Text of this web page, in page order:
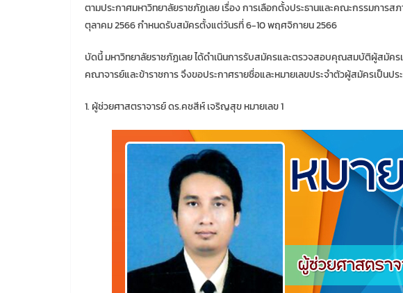
ตามประกาศมหาวิทยาลัยราชภัฏเลย เรื่อง การเลือกตั้งประธานและคณะกรรมการ
ตุลาคม 2566 กำหนดรับสมัครตั้งแต่วันรที่ 6-10 พฤศจิกายน 2566
บัดนี้ มหาวิทยาลัยราชภัฏเลย ได้ดำเนินการรับสมัครและตรวจสอบคุณสมบัติผู้สมัค
คณาจารย์และข้าราชการ จึงขอประกาศรายชื่อและหมายเลขประจำตัวผู้สมัครเป็นป
1. ผู้ช่วยศาสตราจารย์ ดร.คชสีห์ เจริญสุข หมายเลข 1